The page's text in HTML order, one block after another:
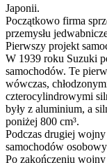
Japonii.
Początkowo firma
przemysłu
Pierwszy projekt
W 1939 roku Suzuki
samochodów. Te
wówczas,
czterocylindrowymi
były z aluminium, a
poniżej 800 cm³.
Podczas drugiej
samochodów
Po zakończeniu